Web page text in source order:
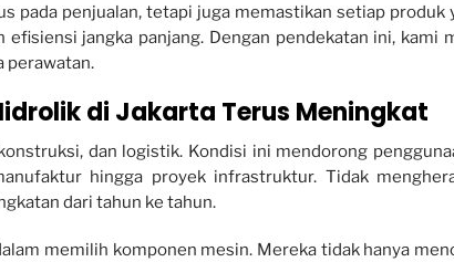
pada penjualan, tetapi juga memastikan setiap produk
jangka panjang. Dengan pendekatan ini, kami
perawatan.
di Jakarta Terus Meningkat
dan logistik. Kondisi ini mendorong
hingga proyek infrastruktur. Tidak
dari tahun ke tahun.
memilih komponen mesin. Mereka tidak hanya